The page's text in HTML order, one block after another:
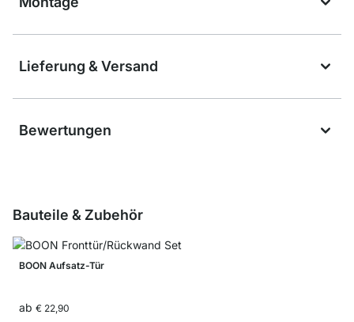
Lieferung & Versand
Bewertungen
Bauteile & Zubehör
BOON Aufsatz-Tür
ab € 22,90